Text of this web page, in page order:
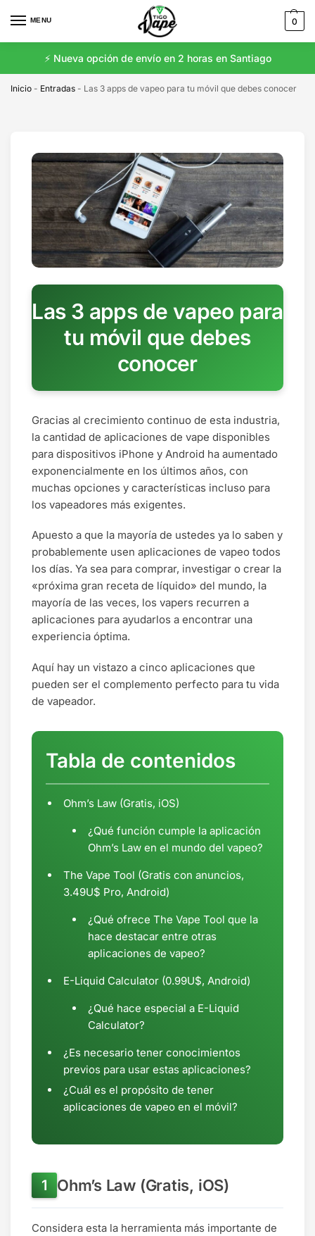
MENU 0
⚡️ Nueva opción de envío en 2 horas en Santiago
Inicio - Entradas - Las 3 apps de vapeo para tu móvil que debes conocer
Las 3 apps de vapeo para
tu móvil que debes
conocer
Gracias al crecimiento continuo de esta industria,
la cantidad de aplicaciones de vape disponibles
para dispositivos iPhone y Android ha aumentado
exponencialmente en los últimos años, con
muchas opciones y características incluso para
los vapeadores más exigentes.
Apuesto a que la mayoría de ustedes ya lo saben y
probablemente usen aplicaciones de vapeo todos
los días. Ya sea para comprar, investigar o crear la
«próxima gran receta de líquido» del mundo, la
mayoría de las veces, los vapers recurren a
aplicaciones para ayudarlos a encontrar una
experiencia óptima.
Aquí hay un vistazo a cinco aplicaciones que
pueden ser el complemento perfecto para tu vida
de vapeador.
Tabla de contenidos
Ohm’s Law (Gratis, iOS)
¿Qué función cumple la aplicación
Ohm’s Law en el mundo del vapeo?
The Vape Tool (Gratis con anuncios,
3.49U$ Pro, Android)
¿Qué ofrece The Vape Tool que la
hace destacar entre otras
aplicaciones de vapeo?
E-Liquid Calculator (0.99U$, Android)
¿Qué hace especial a E-Liquid
Calculator?
¿Es necesario tener conocimientos
previos para usar estas aplicaciones?
¿Cuál es el propósito de tener
aplicaciones de vapeo en el móvil?
Ohm’s Law (Gratis, iOS)
Considera esta la herramienta más importante de